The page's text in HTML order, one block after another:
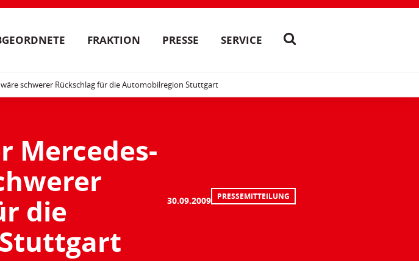
FRAKTION PRESSE SERVICE
wäre schwerer Rückschlag für die Automobilregion Stuttgart
Mercedes-
die
30.09.2009 PRESSEMITTEILUNG